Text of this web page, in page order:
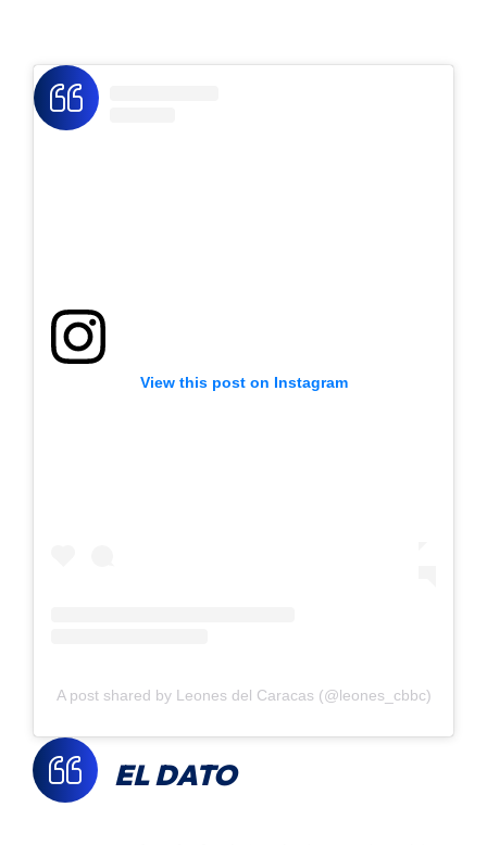
View this post on Instagram
A post shared by Leones del Caracas (@leones_cbbc)
EL DATO